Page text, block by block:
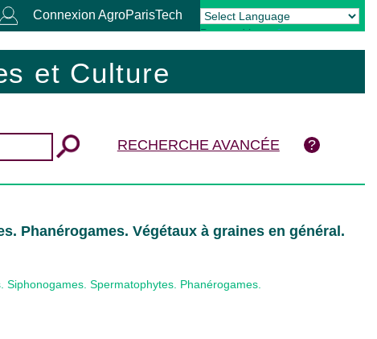
Connexion AgroParisTech
Powered by Translate
et Culture
RECHERCHE AVANCÉE
Phanérogames. Végétaux à graines en général.
Siphonogames. Spermatophytes. Phanérogames.